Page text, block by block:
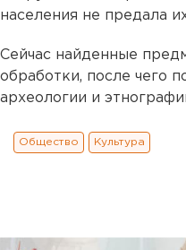
населения не предала
Сейчас найденные
обработки, после чего
археологии и
Общество Культура